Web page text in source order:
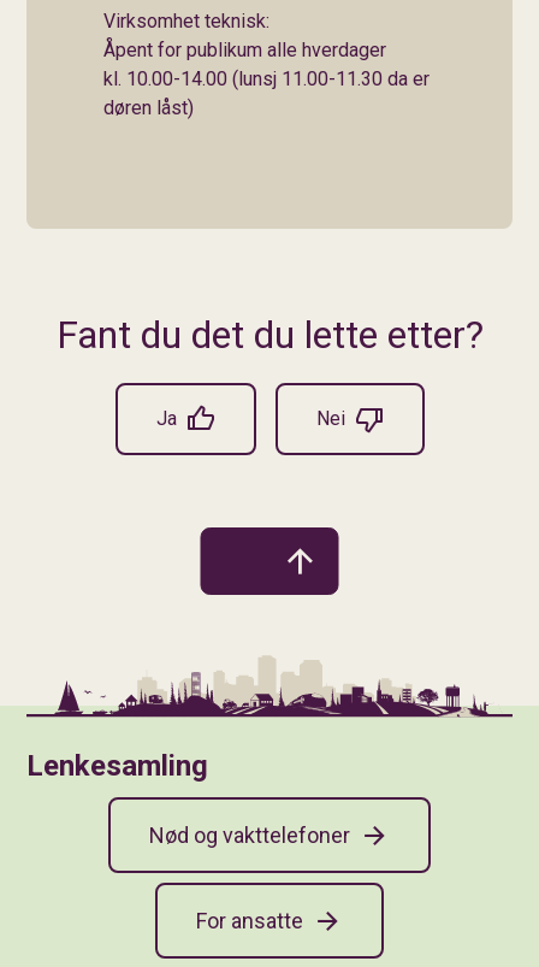
Virksomhet teknisk:
Åpent for publikum alle hverdager
kl. 10.00-14.00 (lunsj 11.00-11.30 da er
døren låst)
Fant du det du lette etter?
Ja Nei
Lenkesamling
Nød og vakttelefoner
For ansatte